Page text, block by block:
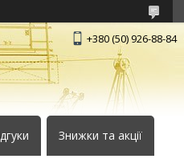
+380 (50) 926-88-84
Знижки та акції